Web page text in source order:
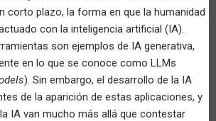
corto plazo, la forma en que la humanidad
con la inteligencia artificial (IA).
son ejemplos de IA generativa,
en lo que se conoce como LLMs
). Sin embargo, el desarrollo de la IA
de la aparición de estas aplicaciones, y
IA van mucho más allá que contestar